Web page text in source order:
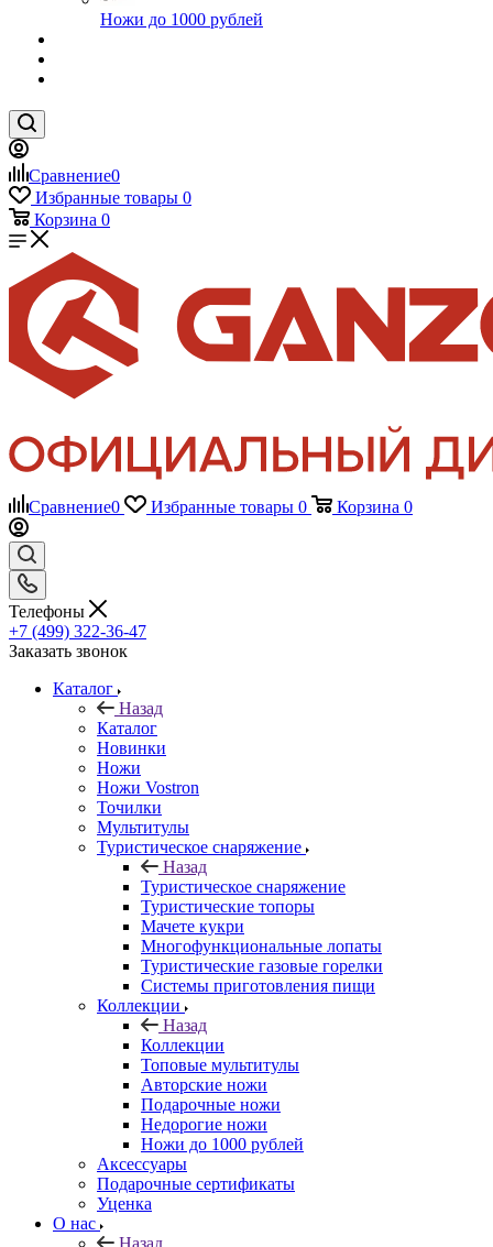
Ножи до 1000 рублей
Сравнение0
Избранные товары 0
Корзина 0
Сравнение0 Избранные товары 0 Корзина 0
Телефоны
+7 (499) 322-36-47
Заказать звонок
Каталог
Назад
Каталог
Новинки
Ножи
Ножи Vostron
Точилки
Мультитулы
Туристическое снаряжение
Назад
Туристическое снаряжение
Туристические топоры
Мачете кукри
Многофункциональные лопаты
Туристические газовые горелки
Системы приготовления пищи
Коллекции
Назад
Коллекции
Топовые мультитулы
Авторские ножи
Подарочные ножи
Недорогие ножи
Ножи до 1000 рублей
Аксессуары
Подарочные сертификаты
Уценка
О нас
Назад